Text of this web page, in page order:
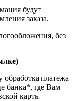
будут
заказа.
без
обработка платежа
банка*, где Вам
карты